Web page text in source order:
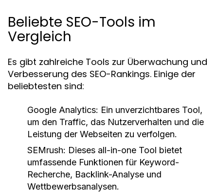
Beliebte SEO-Tools im
Vergleich
Es gibt zahlreiche Tools zur Überwachung und
Verbesserung des SEO-Rankings. Einige der
beliebtesten sind:
Google Analytics: Ein unverzichtbares Tool,
um den Traffic, das Nutzerverhalten und die
Leistung der Webseiten zu verfolgen.
SEMrush: Dieses all-in-one Tool bietet
umfassende Funktionen für Keyword-
Recherche, Backlink-Analyse und
Wettbewerbsanalysen.